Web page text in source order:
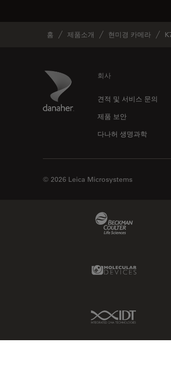
홈 제품소개 현미경 카메라
Danaher Logo 회사
견적 및 서비스 문의
제품 보안
다나허 생명과학
© 2026 Leica Microsystems
Molecular
IDT Link